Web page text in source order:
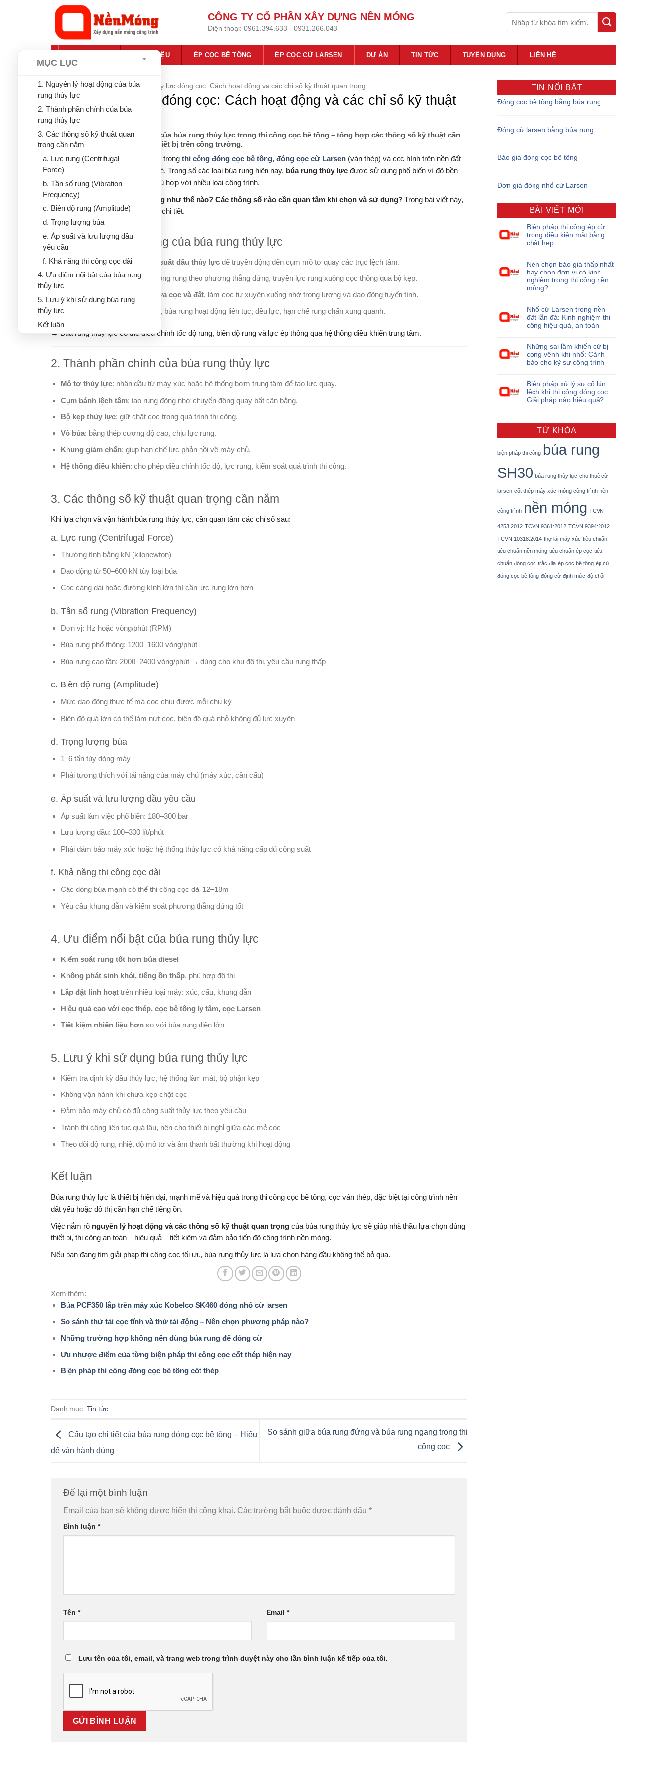
CÔNG TY CỔ PHẦN XÂY DỰNG NỀN MÓNG
Điện thoại: 0961.394.633 - 0931.266.043
GIỚI THIỆU ÉP CỌC BÊ TÔNG ÉP CỌC CỪ LARSEN DỰ ÁN TIN TỨC TUYỂN DỤNG LIÊN HỆ
Trang chủ»Tin tức»Búa rung thủy lực đóng cọc: Cách hoạt động và các chỉ số kỹ thuật quan trọng
Búa rung thủy lực đóng cọc: Cách hoạt động và các chỉ số kỹ thuật
quan trọng
MỤC LỤC
1. Nguyên lý hoạt động của búa
rung thủy lực
2. Thành phần chính của búa
rung thủy lực
3. Các thông số kỹ thuật quan
trọng cần nắm
a. Lực rung (Centrifugal
Force)
b. Tần số rung (Vibration
Frequency)
c. Biên độ rung (Amplitude)
d. Trọng lượng búa
e. Áp suất và lưu lượng dầu
yêu cầu
f. Khả năng thi công cọc dài
4. Ưu điểm nổi bật của búa rung
thủy lực
5. Lưu ý khi sử dụng búa rung
thủy lực
Kết luận
Giải thích nguyên lý hoạt động của búa rung thủy lực trong thi công cọc bê tông – tổng hợp các thông số kỹ thuật cần
biết khi lựa chọn và vận hành thiết bị trên công trường.
Búa rung là thiết bị không thể thiếu trong thi công đóng cọc bê tông, đóng cọc cừ Larsen (ván thép) và cọc hình trên nền đất
yếu hoặc khu vực ven sông, bờ kè. Trong số các loại búa rung hiện nay, búa rung thủy lực được sử dụng phổ biến vì độ bền
cao, khả năng kiểm soát tốt và phù hợp với nhiều loại công trình.
Vậybúa rung thủy lực hoạt động như thế nào? Các thông số nào cần quan tâm khi chọn và sử dụng? Trong bài viết này,
Xây Dựng Nền Móngsẽ giải đáp chi tiết.
1. Nguyên lý hoạt động của búa rung thủy lực
Búa rung thủy lực sử dụng áp suất dầu thủy lựcđể truyền động đến cụm mô tơ quay các trục lệch tâm.
Các trục lệch tâm tạo ra dao động rung theo phương thẳng đứng, truyền lực rung xuống cọc thông qua bộ kẹp.
Lực rung giúp
giảm ma sát giữa cọc và đất, làm cọc tự xuyên xuống nhờ trọng lượng và dao động tuyến tính.
Khác với búa diesel tạo va đập, búa rung hoạt động liên tục, đều lực, hạn chế rung chấn xung quanh.
→ Búa rung thủy lực có thể điều chỉnh tốc độ rung, biên độ rung và lực ép thông qua hệ thống điều khiển trung tâm.
2. Thành phần chính của búa rung thủy lực
Mô tơ thủy lực: nhận dầu từ máy xúc hoặc hệ thống bơm trung tâm để tạo lực quay.
Cụm bánh lệch tâm: tạo rung động nhờ chuyển động quay bất cân bằng.
Bộ kẹp thủy lực: giữ chặt cọc trong quá trình thi công.
Vỏ búa: bằng thép cường độ cao, chịu lực rung.
Khung giảm chấn: giúp hạn chế lực phản hồi về máy chủ.
Hệ thống điều khiển: cho phép điều chỉnh tốc độ, lực rung, kiểm soát quá trình thi công.
3. Các thông số kỹ thuật quan trọng cần nắm
Khi lựa chọn và vận hành búa rung thủy lực, cần quan tâm các chỉ số sau:
a. Lực rung (Centrifugal Force)
Thường tính bằng kN (kilonewton)
Dao động từ 50–600 kN tùy loại búa
Cọc càng dài hoặc đường kính lớn thì cần lực rung lớn hơn
b. Tần số rung (Vibration Frequency)
Đơn vị: Hz hoặc vòng/phút (RPM)
Búa rung phổ thông: 1200–1600 vòng/phút
Búa rung cao tần: 2000–2400 vòng/phút → dùng cho khu đô thị, yêu cầu rung thấp
c. Biên độ rung (Amplitude)
Mức dao động thực tế mà cọc chịu được mỗi chu kỳ
Biên độ quá lớn có thể làm nứt cọc, biên độ quá nhỏ không đủ lực xuyên
d. Trọng lượng búa
1–6 tấn tùy dòng máy
Phải tương thích với tải nâng của máy chủ (máy xúc, cần cẩu)
e. Áp suất và lưu lượng dầu yêu cầu
Áp suất làm việc phổ biến: 180–300 bar
Lưu lượng dầu: 100–300 lít/phút
Phải đảm bảo máy xúc hoặc hệ thống thủy lực có khả năng cấp đủ công suất
f. Khả năng thi công cọc dài
Các dòng búa mạnh có thể thi công cọc dài 12–18m
Yêu cầu khung dẫn và kiểm soát phương thẳng đứng tốt
4. Ưu điểm nổi bật của búa rung thủy lực
Kiểm soát rung tốt hơn búa diesel
Không phát sinh khói, tiếng ồn thấp, phù hợp đô thị
Lắp đặt linh hoạttrên nhiều loại máy: xúc, cẩu, khung dẫn
Hiệu quả cao với cọc thép, cọc bê tông ly tâm, cọc Larsen
Tiết kiệm nhiên liệu hơnso với búa rung điện lớn
5. Lưu ý khi sử dụng búa rung thủy lực
Kiểm tra định kỳ dầu thủy lực, hệ thống làm mát, bộ phận kẹp
Không vận hành khi chưa kẹp chặt cọc
Đảm bảo máy chủ có đủ công suất thủy lực theo yêu cầu
Tránh thi công liên tục quá lâu, nên cho thiết bị nghỉ giữa các mẻ cọc
Theo dõi độ rung, nhiệt độ mô tơ và âm thanh bất thường khi hoạt động
Kết luận
Búa rung thủy lực là thiết bị hiện đại, mạnh mẽ và hiệu quả trong thi công cọc bê tông, cọc ván thép, đặc biệt tại công trình nền
đất yếu hoặc đô thị cần hạn chế tiếng ồn.
Việc nắm rõ nguyên lý hoạt động và các thông số kỹ thuật quan trọng của búa rung thủy lực sẽ giúp nhà thầu lựa chọn đúng
thiết bị, thi công an toàn – hiệu quả – tiết kiệm và đảm bảo tiến độ công trình nền móng.
Nếu bạn đang tìm giải pháp thi công cọc tối ưu, búa rung thủy lực là lựa chọn hàng đầu không thể bỏ qua.
Xem thêm:
Búa PCF350 lắp trên máy xúc Kobelco SK460 đóng nhổ cừ larsen
So sánh thử tải cọc tĩnh và thử tải động – Nên chọn phương pháp nào?
Những trường hợp không nên dùng búa rung để đóng cừ
Ưu nhược điểm của từng biện pháp thi công cọc cốt thép hiện nay
Biện pháp thi công đóng cọc bê tông cốt thép
Danh mục: Tin tức
Cấu tạo chi tiết của búa rung đóng cọc bê tông – Hiểu
để vận hành đúng
So sánh giữa búa rung đứng và búa rung ngang trong thi
công cọc
Để lại một bình luận
Email của bạn sẽ không được hiển thị công khai. Các trường bắt buộc được đánh dấu *
Bình luận *
Tên * Email *
Lưu tên của tôi, email, và trang web trong trình duyệt này cho lần bình luận kế tiếp của tôi.
TIN NỔI BẬT
Đóng cọc bê tông bằng búa rung
Đóng cừ larsen bằng búa rung
Báo giá đóng cọc bê tông
Đơn giá đóng nhổ cừ Larsen
BÀI VIẾT MỚI
Biện pháp thi công ép cừ
trong điều kiện mặt bằng
chật hẹp
Nên chọn báo giá thấp nhất
hay chọn đơn vị có kinh
nghiệm trong thi công nền
móng?
Nhổ cừ Larsen trong nền
đất lẫn đá: Kinh nghiệm thi
công hiệu quả, an toàn
Những sai lầm khiến cừ bị
cong vênh khi nhổ: Cảnh
báo cho kỹ sư công trình
Biện pháp xử lý sự cố lún
lệch khi thi công đóng cọc:
Giải pháp nào hiệu quả?
TỪ KHÓA
biện pháp thi công búa rung
SH30 búa rung thủy lực cho thuê cừ
larsen cốt thép máy xúc móng công trình nền
công trình nền móng TCVN
4253:2012 TCVN 9361:2012 TCVN 9394:2012
TCVN 10318:2014 thợ lái máy xúc tiêu chuẩn
tiêu chuẩn nền móng tiêu chuẩn ép cọc tiêu
chuẩn đóng cọc trắc địa ép cọc bê tông ép cừ
đóng cọc bê tông đóng cừ định mức độ chối